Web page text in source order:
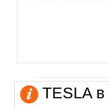
TESLA в